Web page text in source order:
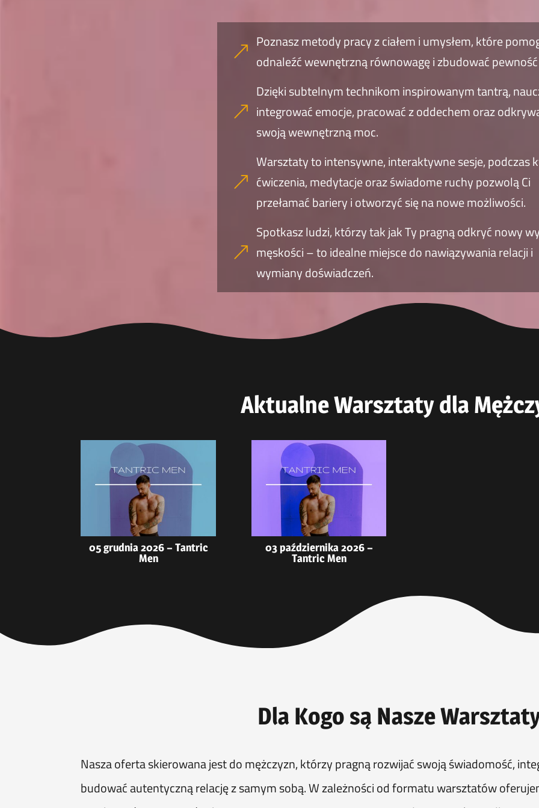
&
Poznasz metody pracy z ciałem i umysłem, które
odnaleźć wewnętrzną równowagę i zbudować
&
Dzięki subtelnym technikom inspirowanym tantrą,
integrować emocje, pracować z oddechem oraz
swoją wewnętrzną moc.
&
Warsztaty to intensywne, interaktywne sesje, podczas
ćwiczenia, medytacje oraz świadome ruchy pozwolą Ci
przełamać bariery i otworzyć się na nowe możliwości.
&
Spotkasz ludzi, którzy tak jak Ty pragną odkryć nowy
męskości – to idealne miejsce do nawiązywania relacji i
wymiany doświadczeń.
Aktualne Warsztaty dla
05 grudnia 2026 – Tantric
Men
03 października 2026 –
Tantric Men
Dla Kogo są Nasze
Nasza oferta skierowana jest do mężczyzn, którzy pragną rozwijać swoją świadomość,
budować autentyczną relację z samym sobą. W zależności od formatu warsztatów